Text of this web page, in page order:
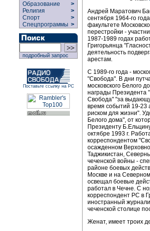
Образование
>
Религия
>
Спорт
>
Спецпрограммы >
подробный запрос
Поставьте ссылку на РС
Андрей Маратович
сентября 1964-го
факультете
перестройки -
1987-1989 годах
Григорьянца
деятельность
арестам.
С 1989-го года -
"Свобода". В дни
московского Белого
награды Президента
Свобода" "за
время событий 19-23
риском для жизни".
Белого дома", от
Президенту
октябре 1993 г.
корреспондентом
осажденном
Таджикистан,
чеченской войны -
районе боевых
Москве и на Северном
освещал боевые
работал в Чечне. С
корреспондент РС в
иностранный
чеченской столице
Женат, имеет троих